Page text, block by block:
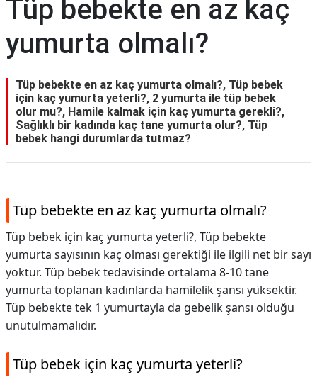
Tüp bebekte en az kaç
yumurta olmalı?
Tüp bebekte en az kaç yumurta olmalı?, Tüp bebek
için kaç yumurta yeterli?, 2 yumurta ile tüp bebek
olur mu?, Hamile kalmak için kaç yumurta gerekli?,
Sağlıklı bir kadında kaç tane yumurta olur?, Tüp
bebek hangi durumlarda tutmaz?
Tüp bebekte en az kaç yumurta olmalı?
Tüp bebek için kaç yumurta yeterli?, Tüp bebekte
yumurta sayısının kaç olması gerektiği ile ilgili net bir sayı
yoktur. Tüp bebek tedavisinde ortalama 8-10 tane
yumurta toplanan kadınlarda hamilelik şansı yüksektir.
Tüp bebekte tek 1 yumurtayla da gebelik şansı olduğu
unutulmamalıdır.
Tüp bebek için kaç yumurta yeterli?